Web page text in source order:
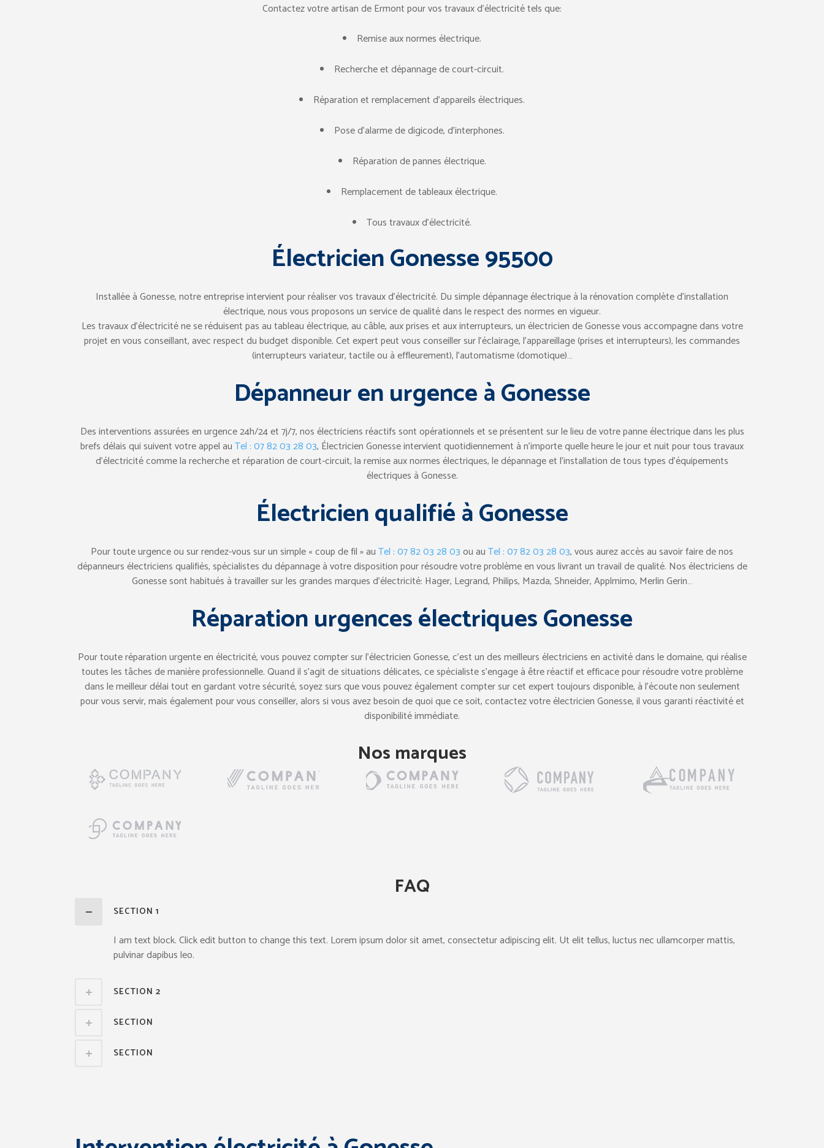
Contactez votre artisan de Ermont pour vos travaux d’électricité tels que:
Remise aux normes électrique.
Recherche et dépannage de court-circuit.
Réparation et remplacement d’appareils électriques.
Pose d’alarme de digicode, d’interphones.
Réparation de pannes électrique.
Remplacement de tableaux électrique.
Tous travaux d’électricité.
Électricien Gonesse 95500
Installée à Gonesse, notre entreprise intervient pour réaliser vos travaux d’électricité. Du simple dépannage électrique à la rénovation complète d’installation
électrique, nous vous proposons un service de qualité dans le respect des normes en vigueur.
Les travaux d’électricité ne se réduisent pas au tableau électrique, au câble, aux prises et aux interrupteurs, un électricien de Gonesse vous accompagne dans votre
projet en vous conseillant, avec respect du budget disponible. Cet expert peut vous conseiller sur l’éclairage, l’appareillage (prises et interrupteurs), les commandes
(interrupteurs variateur, tactile ou à effleurement), l’automatisme (domotique)…
Dépanneur en urgence à Gonesse
Des interventions assurées en urgence 24h/24 et 7j/7, nos électriciens réactifs sont opérationnels et se présentent sur le lieu de votre panne électrique dans les plus
brefs délais qui suivent votre appel auTel : 07 82 03 28 03, Électricien Gonesse intervient quotidiennement à n’importe quelle heure le jour et nuit pour tous travaux
d’électricité comme la recherche et réparation de court-circuit, la remise aux normes électriques, le dépannage et l’installation de tous types d’équipements
électriques à Gonesse.
Électricien qualifié à Gonesse
Pour toute urgence ou sur rendez-vous sur un simple « coup de fil » auTel : 07 82 03 28 03ou auTel : 07 82 03 28 03, vous aurez accès au savoir faire de nos
dépanneurs électriciens qualifiés, spécialistes du dépannage à votre disposition pour résoudre votre problème en vous livrant un travail de qualité. Nos électriciens de
Gonesse sont habitués à travailler sur les grandes marques d’électricité: Hager, Legrand, Philips, Mazda, Shneider, Applmimo, Merlin Gerin…
Réparation urgences électriques Gonesse
Pour toute réparation urgente en électricité, vous pouvez compter sur l’électricien Gonesse, c’est un des meilleurs électriciens en activité dans le domaine, qui réalise
toutes les tâches de manière professionnelle. Quand il s’agit de situations délicates, ce spécialiste s’engage à être réactif et efficace pour résoudre votre problème
dans le meilleur délai tout en gardant votre sécurité, soyez surs que vous pouvez également compter sur cet expert toujours disponible, à l’écoute non seulement
pour vous servir, mais également pour vous conseiller, alors si vous avez besoin de quoi que ce soit, contactez votre électricien Gonesse, il vous garanti réactivité et
disponibilité immédiate.
Nos marques
FAQ
SECTION 1
I am text block. Click edit button to change this text. Lorem ipsum dolor sit amet, consectetur adipiscing elit. Ut elit tellus, luctus nec ullamcorper mattis,
pulvinar dapibus leo.
SECTION 2
SECTION
SECTION